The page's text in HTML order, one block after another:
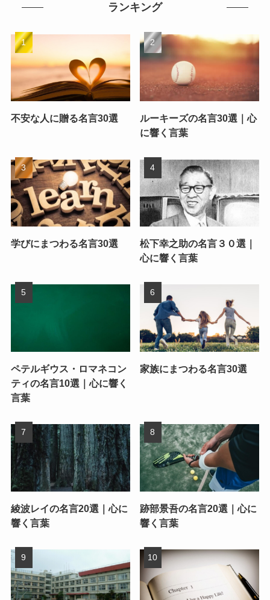
ランキング
不安な人に贈る名言30選
ルーキーズの名言30選｜心
に響く言葉
学びにまつわる名言30選
松下幸之助の名言３０選｜
心に響く言葉
ペテルギウス・ロマネコン
ティの名言10選｜心に響く
言葉
家族にまつわる名言30選
綾波レイの名言20選｜心に
響く言葉
跡部景吾の名言20選｜心に
響く言葉